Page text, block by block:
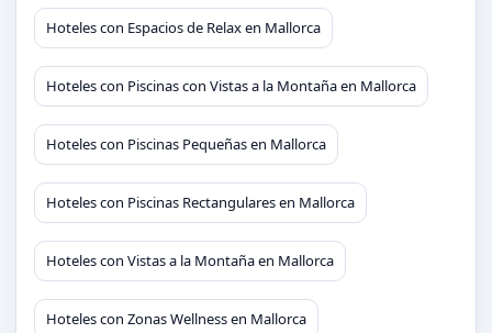
Hoteles con Espacios de Relax en Mallorca
Hoteles con Piscinas con Vistas a la Montaña en Mallorca
Hoteles con Piscinas Pequeñas en Mallorca
Hoteles con Piscinas Rectangulares en Mallorca
Hoteles con Vistas a la Montaña en Mallorca
Hoteles con Zonas Wellness en Mallorca